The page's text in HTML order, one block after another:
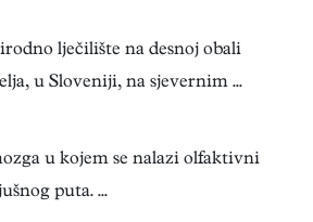
lječilište na desnoj obali
u Sloveniji, na sjevernim ...
u kojem se nalazi olfaktivni
puta. ...